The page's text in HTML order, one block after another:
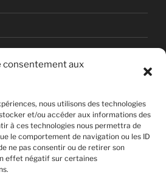
consentement aux
nous utilisons des technologies
et/ou accéder aux informations des
à ces technologies nous permettra de
le comportement de navigation ou les ID
ne pas consentir ou de retirer son
effet négatif sur certaines